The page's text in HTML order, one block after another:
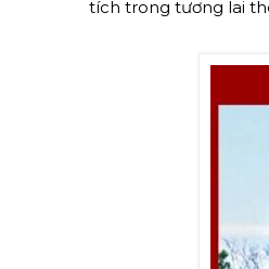
tích trong tương lai